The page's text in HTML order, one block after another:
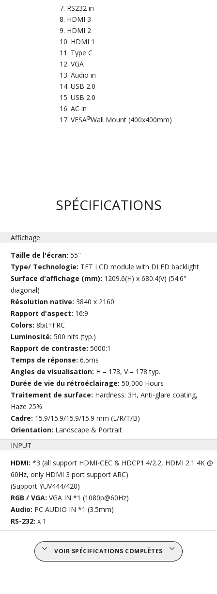
RS232 in
HDMI 3
HDMI 2
HDMI 1
Type C
VGA
Audio in
USB 2.0
USB 2.0
AC in
VESA®Wall Mount (400x400mm)
SPÉCIFICATIONS
Affichage
Taille de l'écran:55"
Type/ Technologie: TFT LCD module with DLED backlight
Surface d'affichage (mm): 1209.6(H) x 680.4(V) (54.6"
diagonal)
Résolution native:3840 x 2160
Rapport d'aspect: 16:9
Colors:8bit+FRC
Luminosité:500 nits (typ.)
Rapport de contraste:5000:1
Temps de réponse:6.5ms
Angles de visualisation: H = 178, V = 178 typ.
Durée de vie du rétroéclairage:50,000 Hours
Traitement de surface: Hardness: 3H, Anti-glare coating,
Haze 25%
Cadre: 15.9/15.9/15.9/15.9 mm (L/R/T/B)
Orientation: Landscape & Portrait
INPUT
HDMI:*3 (all support HDMI-CEC & HDCP1.4/2.2, HDMI 2.1 4K @
60Hz, only HDMI 3 port support ARC)
(Support YUV444/420)
RGB / VGA:VGA IN *1 (1080p@60Hz)
Audio: PC AUDIO IN *1 (3.5mm)
RS-232:x 1
VOIR SPÉCIFICATIONS COMPLÈTES